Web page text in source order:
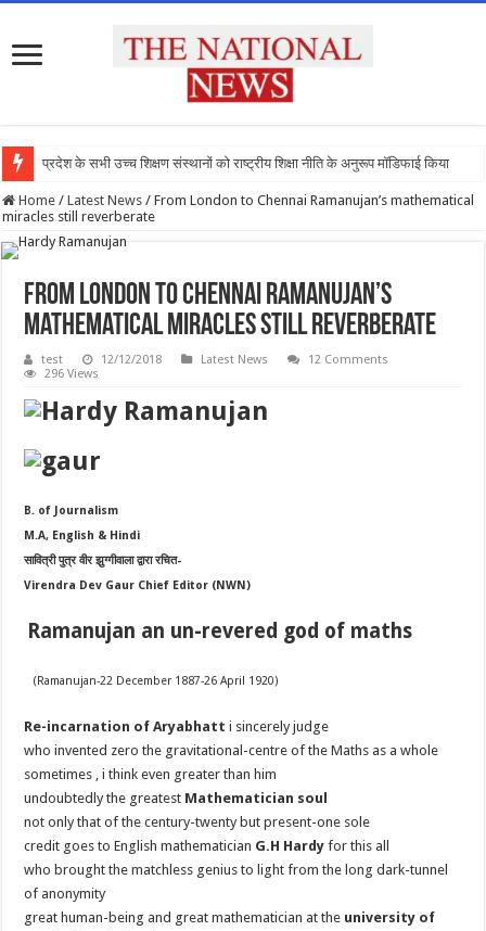
प्रदेश के सभी उच्च शिक्षण संस्थानों को राष्ट्रीय शिक्षा नीति के अनुरूप मॉडिफाई किया जाए : मुख्य
Home / Latest News / From London to Chennai Ramanujan’s mathematical
miracles still reverberate
From London to Chennai Ramanujan’s
mathematical miracles still reverberate
test 12/12/2018 Latest News
12 Comments
296 Views
B. of Journalism
M.A, English & Hindi
सावित्री पुत्र वीर झुग्गीवाला द्वारा रचित-
Virendra Dev Gaur Chief Editor (NWN)
Ramanujan an un-revered god of maths
(Ramanujan-22 December 1887-26 April 1920)
Re-incarnation of Aryabhatt i sincerely judge
who invented zero the gravitational-centre of the Maths as a whole
sometimes , i think even greater than him
undoubtedly the greatest Mathematician soul
not only that of the century-twenty but present-one sole
credit goes to English mathematician G.H Hardy for this all
who brought the matchless genius to light from the long dark-tunnel
of anonymity
great human-being and great mathematician at the university of